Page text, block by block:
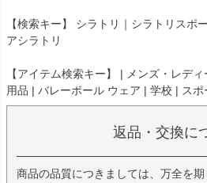
【検索キー】 シラトリ｜シラトリスポ
アシラトリ
【アイテム検索キー】 | メンズ・レデ
用品 | バレーボール ウェア | 学校 | スポ
返品・交換に
商品の品質につきましては、万全を